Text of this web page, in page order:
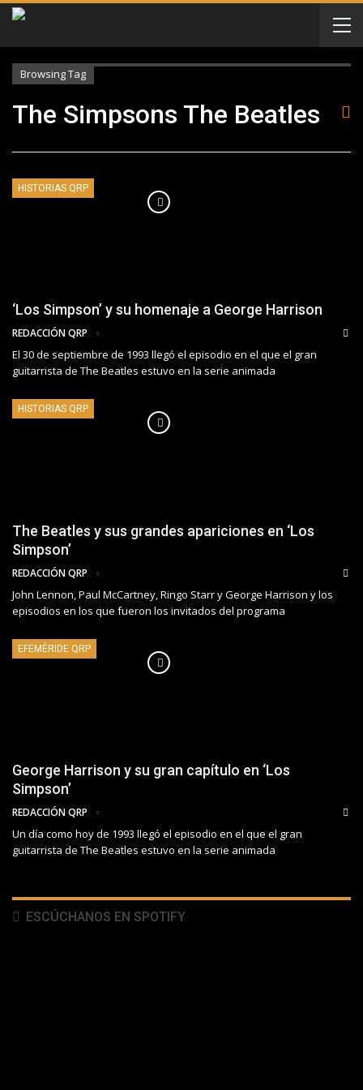
Browsing Tag
The Simpsons The Beatles
HISTORIAS QRP
‘Los Simpson’ y su homenaje a George Harrison
REDACCIÓN QRP
El 30 de septiembre de 1993 llegó el episodio en el que el gran
guitarrista de The Beatles estuvo en la serie animada
HISTORIAS QRP
The Beatles y sus grandes apariciones en ‘Los
Simpson’
REDACCIÓN QRP
John Lennon, Paul McCartney, Ringo Starr y George Harrison y los
episodios en los que fueron los invitados del programa
EFEMÉRIDE QRP
George Harrison y su gran capítulo en ‘Los
Simpson’
REDACCIÓN QRP
Un día como hoy de 1993 llegó el episodio en el que el gran
guitarrista de The Beatles estuvo en la serie animada
ESCÚCHANOS EN SPOTIFY